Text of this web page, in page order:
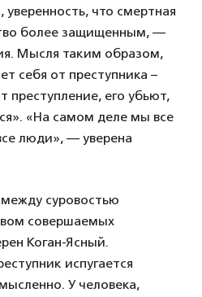
что смертная
более защищенным, —
Мысля таким образом,
себя от преступника –
преступление, его убьют,
«На самом деле мы все
люди», — уверена
суровостью
совершаемых
Коган-Ясный.
испугается
У человека,